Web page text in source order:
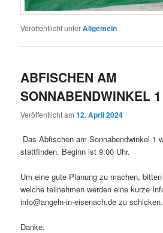
Veröffentlicht unterAllgemein
ABFISCHEN AM
SONNABENDWINKEL 1
Veröffentlicht am12. April 2024
Das Abfischen am Sonnabendwinkel 1
stattfinden. Beginn ist 9:00 Uhr.
Um eine gute Planung zu machen,
welche teilnehmen werden eine kurze
info@angeln-in-eisenach.de zu schicken.
Danke.